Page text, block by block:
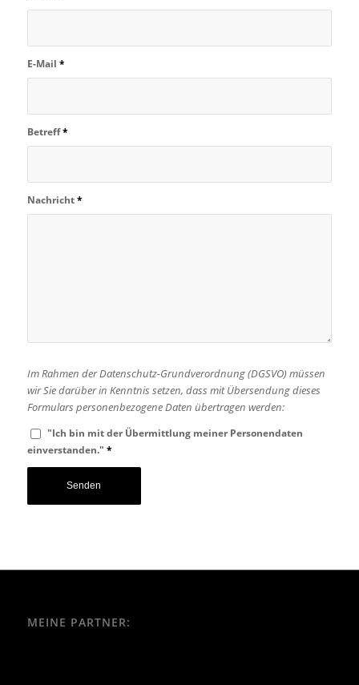
E-Mail *
Betreff*
Nachricht*
Im Rahmen der Datenschutz-Grundverordnung (DGSVO) müssen
wir Sie darüber in Kenntnis setzen, dass mit Übersendung dieses
Formulars personenbezogene Daten übertragen werden:
"Ich bin mit der Übermittlung meiner Personendaten
einverstanden." *
MEINE PARTNER: